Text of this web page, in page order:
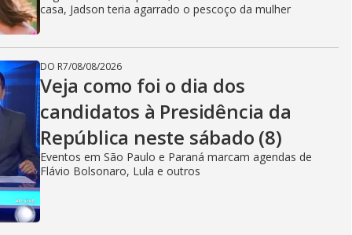
casa, Jadson teria agarrado o pescoço da mulher
DO R7/08/08/2026
Veja como foi o dia dos
candidatos à Presidência da
República neste sábado (8)
Eventos em São Paulo e Paraná marcam agendas de
Flávio Bolsonaro, Lula e outros